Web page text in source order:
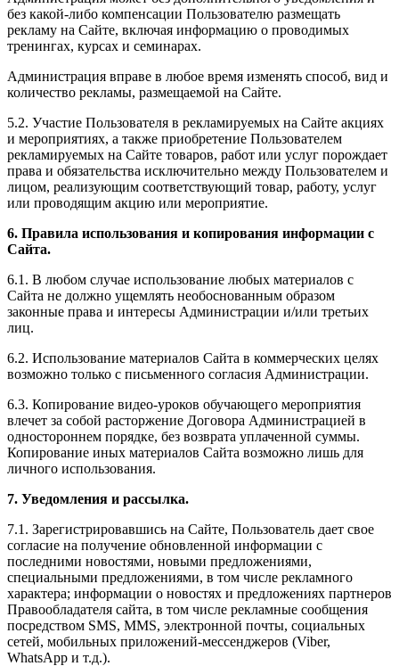
без какой-либо компенсации Пользователю размещать
рекламу на Сайте, включая информацию о проводимых
тренингах, курсах и семинарах.
Администрация вправе в любое время изменять способ, вид и
количество рекламы, размещаемой на Сайте.
5.2. Участие Пользователя в рекламируемых на Сайте акциях
и мероприятиях, а также приобретение Пользователем
рекламируемых на Сайте товаров, работ или услуг порождает
права и обязательства исключительно между Пользователем и
лицом, реализующим соответствующий товар, работу, услуг
или проводящим акцию или мероприятие.
6. Правила использования и копирования информации с
Сайта.
6.1. В любом случае использование любых материалов с
Сайта не должно ущемлять необоснованным образом
законные права и интересы Администрации и/или третьих
лиц.
6.2. Использование материалов Сайта в коммерческих целях
возможно только с письменного согласия Администрации.
6.3. Копирование видео-уроков обучающего мероприятия
влечет за собой расторжение Договора Администрацией в
одностороннем порядке, без возврата уплаченной суммы.
Копирование иных материалов Сайта возможно лишь для
личного использования.
7. Уведомления и рассылка.
7.1. Зарегистрировавшись на Сайте, Пользователь дает свое
согласие на получение обновленной информации с
последними новостями, новыми предложениями,
специальными предложениями, в том числе рекламного
характера; информации о новостях и предложениях партнеров
Правообладателя сайта, в том числе рекламные сообщения
посредством SMS, MMS, электронной почты, социальных
сетей, мобильных приложений-мессенджеров (Viber,
WhatsApp и т.д.).